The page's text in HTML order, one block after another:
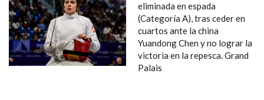
eliminada en espada
(Categoría A), tras ceder en
cuartos ante la china
Yuandong Chen y no lograr la
victoria en la repesca. Grand
Palais